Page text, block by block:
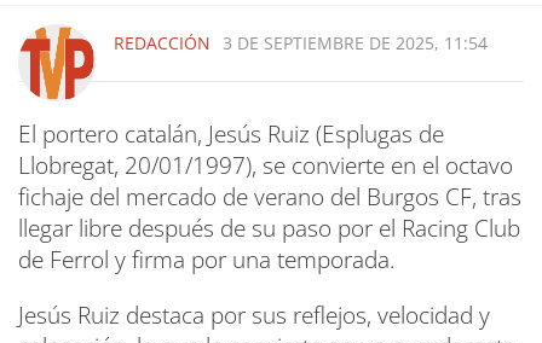
REDACCIÓN 3 DE SEPTIEMBRE DE 2025, 11:54
El portero catalán, Jesús Ruiz (Esplugas de
Llobregat, 20/01/1997), se convierte en el octavo
fichaje del mercado de verano del Burgos CF, tras
llegar libre después de su paso por el Racing Club
de Ferrol y firma por una temporada.
Jesús Ruiz destaca por sus reflejos, velocidad y